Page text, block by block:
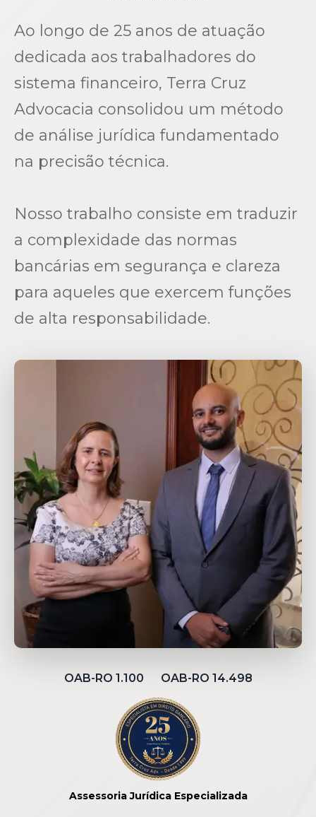
Ao longo de 25 anos de atuação
dedicada aos trabalhadores do
sistema financeiro, Terra Cruz
Advocacia consolidou um método
de análise jurídica fundamentado
na precisão técnica.
Nosso trabalho consiste em traduzir
a complexidade das normas
bancárias em segurança e clareza
para aqueles que exercem funções
de alta responsabilidade.
OAB-RO 1.100 OAB-RO 14.498
Assessoria Jurídica Especializada